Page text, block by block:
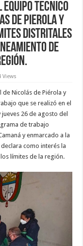
TECNICO
DE PIEROLA Y
DISTRITALES
DE
Views
Nicolás de Piérola y
que se realizó en el
26 de agosto del
de trabajo
y enmarcado a la
declara como interés la
límites de la región.